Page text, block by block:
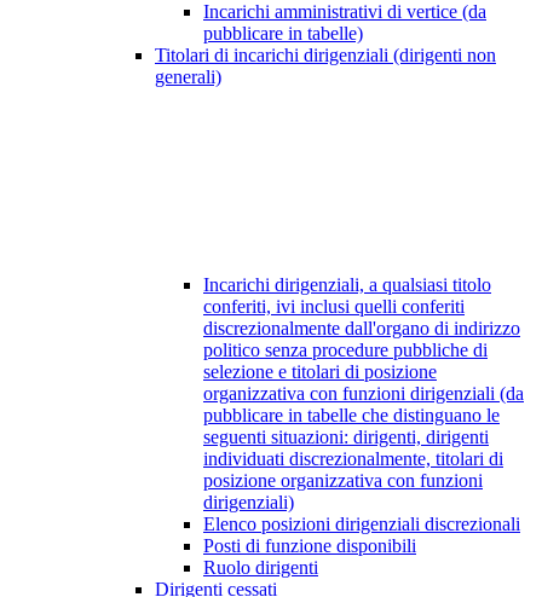
Incarichi amministrativi di vertice (da
pubblicare in tabelle)
Titolari di incarichi dirigenziali (dirigenti non
generali)
Incarichi dirigenziali, a qualsiasi titolo
conferiti, ivi inclusi quelli conferiti
discrezionalmente dall'organo di indirizzo
politico senza procedure pubbliche di
selezione e titolari di posizione
organizzativa con funzioni dirigenziali (da
pubblicare in tabelle che distinguano le
seguenti situazioni: dirigenti, dirigenti
individuati discrezionalmente, titolari di
posizione organizzativa con funzioni
dirigenziali)
Elenco posizioni dirigenziali discrezionali
Posti di funzione disponibili
Ruolo dirigenti
Dirigenti cessati